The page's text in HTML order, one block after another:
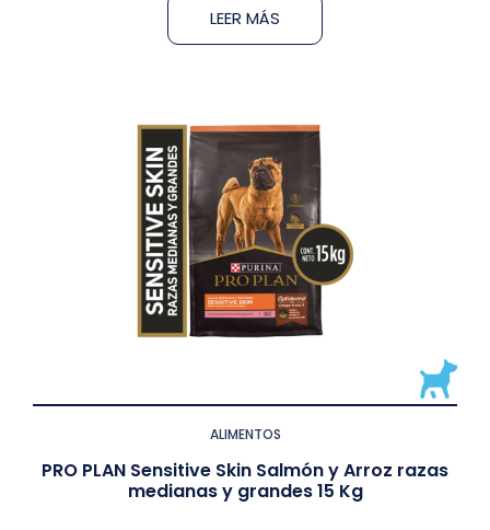
LEER MÁS
ALIMENTOS
PRO PLAN Sensitive Skin Salmón y Arroz razas
medianas y grandes 15 Kg